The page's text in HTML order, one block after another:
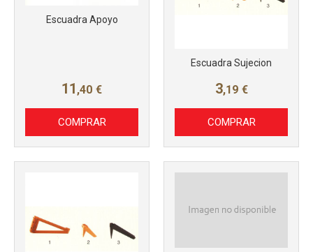
Escuadra Apoyo
11 ,40 €
COMPRAR
Escuadra Sujecion
3,19 €
COMPRAR